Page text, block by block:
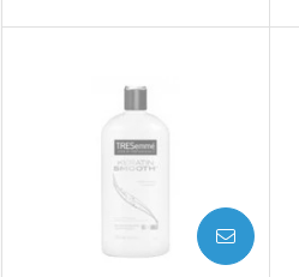
Laboratório
Por Menos
AVISE-ME